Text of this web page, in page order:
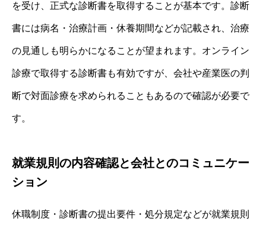
を受け、正式な診断書を取得することが基本です。診断
書には病名・治療計画・休養期間などが記載され、治療
の見通しも明らかになることが望まれます。オンライン
診療で取得する診断書も有効ですが、会社や産業医の判
断で対面診療を求められることもあるので確認が必要で
す。
就業規則の内容確認と会社とのコミュニケー
ション
休職制度・診断書の提出要件・処分規定などが就業規則